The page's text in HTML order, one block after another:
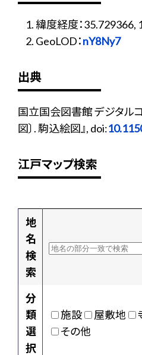
緯度経度：35.729366,
GeoLOD：nY8Ny7
出典
国立国会図書館 デジタルコ
図〕. 駒込絵図』, doi:
江戸マップ検索
地
名
検
索
分
類
選
択
施設 屋敷地
その他